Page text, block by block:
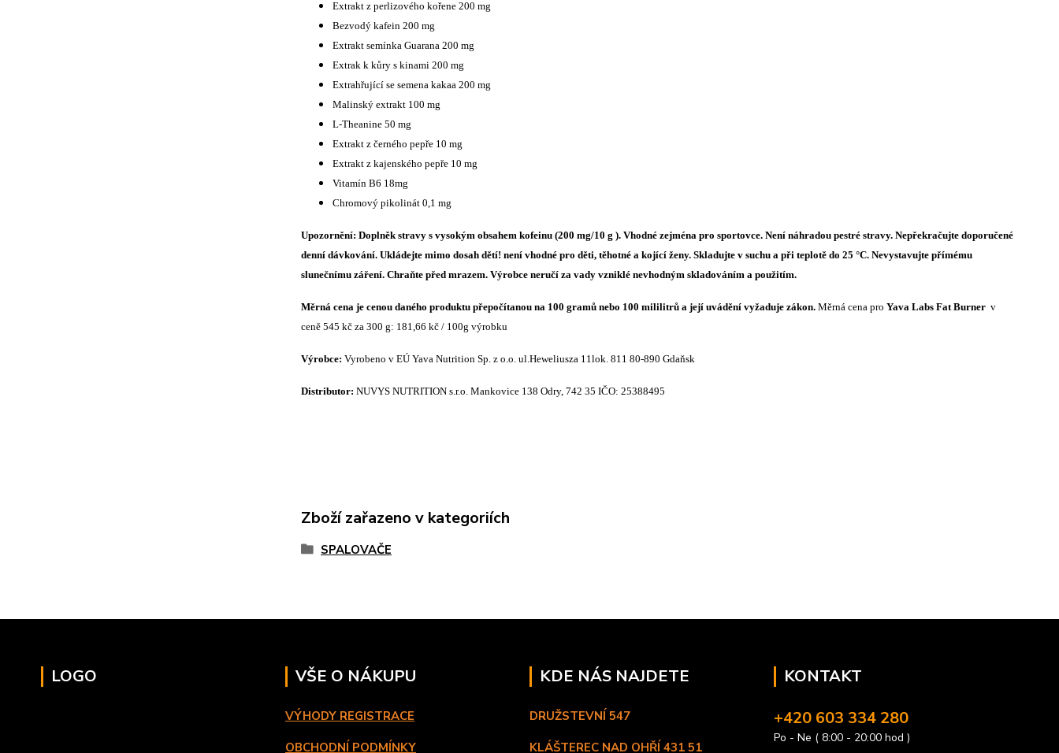
Extrakt z perlizového kořene 200 mg
Bezvodý kafein 200 mg
Extrakt semínka Guarana 200 mg
Extrak k kůry s kinami 200 mg
Extrahřující se semena kakaa 200 mg
Malinský extrakt 100 mg
L-Theanine 50 mg
Extrakt z černého pepře 10 mg
Extrakt z kajenského pepře 10 mg
Vitamín B6 18mg
Chromový pikolinát 0,1 mg
Upozornění: Doplněk stravy s vysokým obsahem kofeinu (200 mg/10 g ).Vhodné zejména pro sportovce. Není náhradou pestré stravy. Nepřekračujte doporučené
denní dávkování. Ukládejte mimo dosah dětí! není vhodné pro děti, těhotné a kojící ženy. Skladujte v suchu a při teplotě do 25 °C. Nevystavujte přímému
slunečnímu záření. Chraňte před mrazem. Výrobce neručí za vady vzniklé nevhodným skladováním a použitím.
Měrná cena je cenou daného produktu přepočítanou na 100 gramů nebo 100 mililitrů a její uvádění vyžaduje zákon. Měrná cena pro Yava Labs Fat Burnerv
ceně 545 kč za 300 g: 181,66 kč / 100g výrobku
Výrobce: Vyrobeno v EÚ Yava Nutrition Sp. z o.o. ul.Heweliusza 11lok. 811 80-890 Gdaňsk
Distributor: NUVYS NUTRITION s.r.o. Mankovice 138 Odry, 742 35 IČO: 25388495
Zboží zařazeno v kategoriích
SPALOVAČE
LOGO VŠE O NÁKUPU
VÝHODY REGISTRACE
OBCHODNÍ PODMÍNKY
KDE NÁS NAJDETE
DRUŽSTEVNÍ 547
KLÁŠTEREC NAD OHŘÍ 431 51
KONTAKT
+420 603 334 280
Po - Ne ( 8:00 - 20:00 hod )